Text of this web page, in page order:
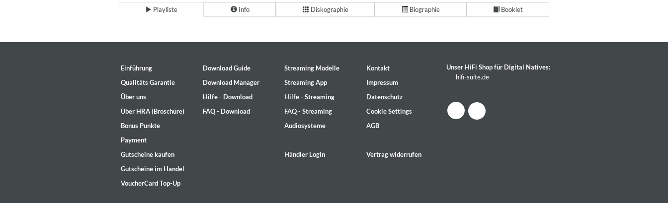
Genre:Jazz
Haydn: String Quartets, Vol. 22
Playliste Info Diskographie Biographie Booklet
Einführung
Qualitäts Garantie
Über uns
Über HRA (Broschüre)
Bonus Punkte
Payment
Gutscheine kaufen
Gutscheine im Handel
VoucherCard Top-Up
Download Guide
Download Manager
Hilfe - Download
FAQ - Download
Streaming Modelle
Streaming App
Hilfe - Streaming
FAQ - Streaming
Audiosysteme
Händler Login
Kontakt
Impressum
Datenschutz
Cookie Settings
AGB
Vertrag widerrufen
Unser HiFi Shop für Digital Natives:
hifi-suite.de